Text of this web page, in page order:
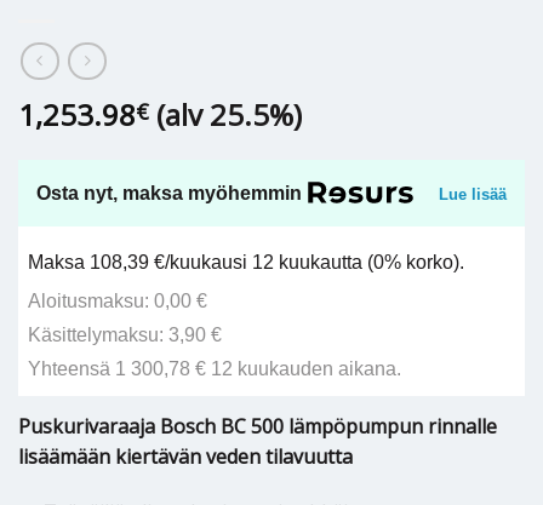
1,253.98€ (alv 25.5%)
Osta nyt, maksa myöhemmin Lue lisää
Maksa 108,39 €/kuukausi 12 kuukautta (0% korko).
Aloitusmaksu: 0,00 €
Käsittelymaksu: 3,90 €
Yhteensä 1 300,78 € 12 kuukauden aikana.
Puskurivaraaja Bosch BC 500 lämpöpumpun rinnalle
lisäämään kiertävän veden tilavuutta